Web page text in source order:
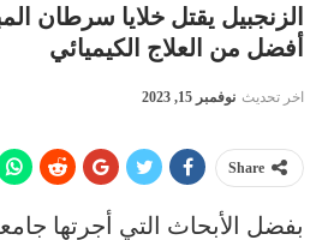
الزنجبيل يقتل خلايا سرطان
أفضل من العلاج الكيميائي
اخر تحديث نوفمبر 15, 2023
Share
بفضل الأبحاث التي أجرتها